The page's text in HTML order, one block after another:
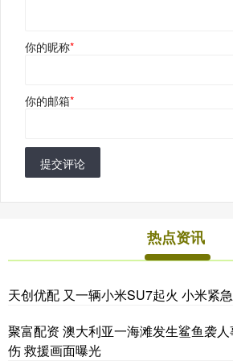
你的昵称*
你的邮箱*
提交评论
热点资讯
天创优配 又一辆小米SU7起火 小米紧
聚富配资 澳大利亚一海滩发生鲨鱼袭
伤 救援画面曝光